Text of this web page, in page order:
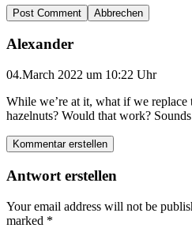
Abbrechen
Alexander
04.March 2022 um 10:22 Uhr
While we’re at it, what if we
hazelnuts? Would that work?
Kommentar erstellen
Antwort erstellen
Your email address will not be
marked *